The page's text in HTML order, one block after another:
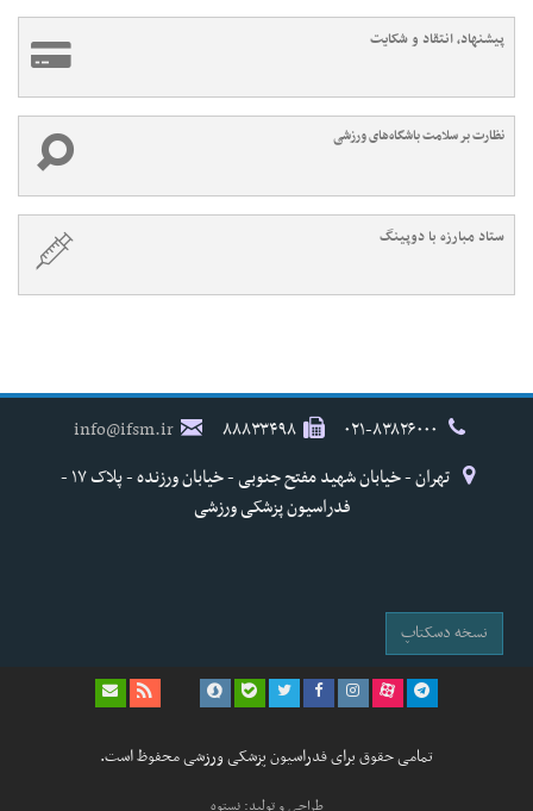
پیشنهاد، انتقاد و شکایت
نظارت بر سلامت باشگاه‌های ورزشی
ستاد مبارزه با دوپینگ
۸۸۸۳۳۴۹۸
info@ifsm.ir
تهران - خیابان شهید مفتح جنوبی - خیابان ورزنده - پلاک ۱۷ -
فدراسیون پزشکی ورزشی
نسخه دسکتاپ
تمامی حقوق برای فدراسیون پزشکی ورزشی محفوظ است.